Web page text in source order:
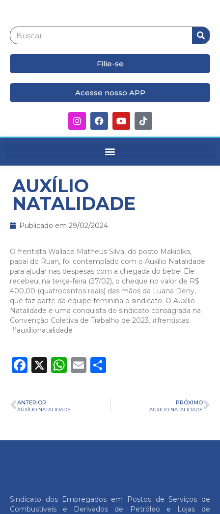
Filie-se
Acesse nosso APP
AUXÍLIO
NATALIDADE
Publicado em 29/02/2024
O frentista Wallace Matheus Silva, do posto Makiolka,
papai do Ruan, foi contemplado com o Auxílio Natalidade
para ajudar nas despesas com a chegada do bebe! Ele
recebeu, na terça-feira (27/02), o cheque no valor de R$
400,00 (quatrocentos reais) das mãos da Luana Deny,
que faz parte da equipe feminina o sindicato. O Auxílio
Natalidade é uma conquista do sindicato consagrada na
Convenção Coletiva de Trabalho de 2023. #frentistas
#auxílionatalidade
Facebook
X WhatsApp
Email
ANTERIOR
AUXÍLIO NATALIDADE
PRÓXIMO
AUXILIO NATALIDADE
Sindicato dos Empregados em Postos de Serviços de
Combustíveis e Derivados de Petróleo e Lojas de